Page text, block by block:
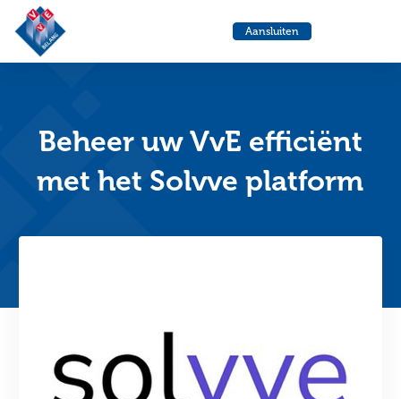
Aansluiten
helpdesk
Beheer uw VvE efficiënt
met het Solvve platform